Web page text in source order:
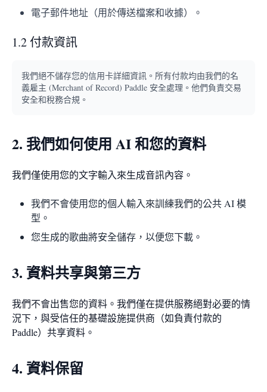
電子郵件地址（用於傳送檔案和收據）。
1.2 付款資訊
我們絕不儲存您的信用卡詳細資訊。所有付款均由我們的名
義雇主 (Merchant of Record) Paddle 安全處理。他們負責交易
安全和稅務合規。
2. 我們如何使用 AI 和您的資料
我們僅使用您的文字輸入來生成音訊內容。
我們不會使用您的個人輸入來訓練我們的公共 AI 模
型。
您生成的歌曲將安全儲存，以便您下載。
3. 資料共享與第三方
我們不會出售您的資料。我們僅在提供服務絕對必要的情
況下，與受信任的基礎設施提供商（如負責付款的
Paddle）共享資料。
4. 資料保留